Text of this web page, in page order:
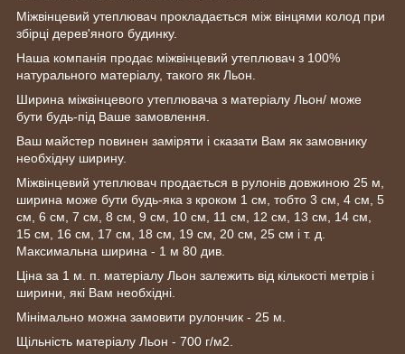
Міжвінцевий утеплювач прокладається між вінцями колод при
збірці дерев'яного будинку.
Наша компанія продає міжвінцевий утеплювач з 100%
натурального матеріалу, такого як Льон.
Ширина міжвінцевого утеплювача з матеріалу Льон/ може
бути будь-під Ваше замовлення.
Ваш майстер повинен заміряти і сказати Вам як замовнику
необхідну ширину.
Міжвінцевий утеплювач продається в рулонів довжиною 25 м,
ширина може бути будь-яка з кроком 1 см, тобто 3 см, 4 см, 5
см, 6 см, 7 см, 8 см, 9 см, 10 см, 11 см, 12 см, 13 см, 14 см,
15 см, 16 см, 17 см, 18 см, 19 см, 20 см, 25 см і т. д.
Максимальна ширина - 1 м 80 див.
Ціна за 1 м. п. матеріалу Льон залежить від кількості метрів і
ширини, які Вам необхідні.
Мінімально можна замовити рулончик - 25 м.
Щільність матеріалу Льон - 700 г/м2.